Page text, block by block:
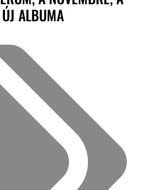
ALBUMA